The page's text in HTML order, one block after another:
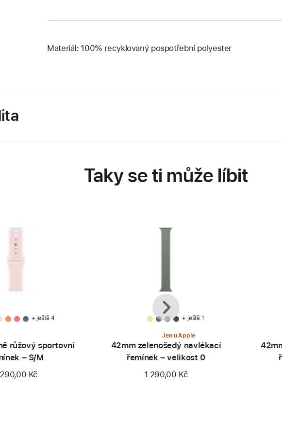
Materiál: 100% recyklovaný pospotřební polyester
Taky se ti může líbit
+ ještě 4
růžový sportovní
– S/M
Kč
+ ještě 1
Jen u Apple
42mm zelenošedý navlékací
řemínek – velikost 0
1 290,00 Kč
Předchozí
Další